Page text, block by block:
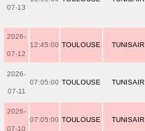
07-13
2026-
07-12
12:45:00 TOULOUSE TUNISAIR
2026-
07-11
07:05:00 TOULOUSE TUNISAIR
2026-
07-10
07:05:00 TOULOUSE TUNISAIR